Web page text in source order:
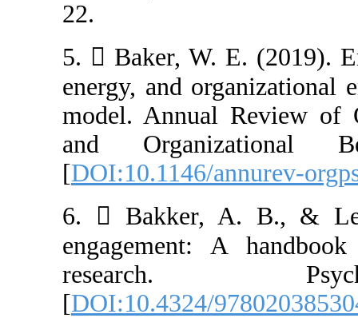
5.  Baker, W.
energy, and
model. Annual
and
[DOI:10.1146/
6.  Bakker,
engagement:
[DOI:10.4324/